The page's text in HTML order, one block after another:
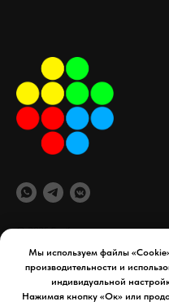
Мы используем файлы
производительности и
индивидуальной
Нажимая кнопку «Ок» или
© 2025 Spaif
офис компании
maydex.store@gmail.com